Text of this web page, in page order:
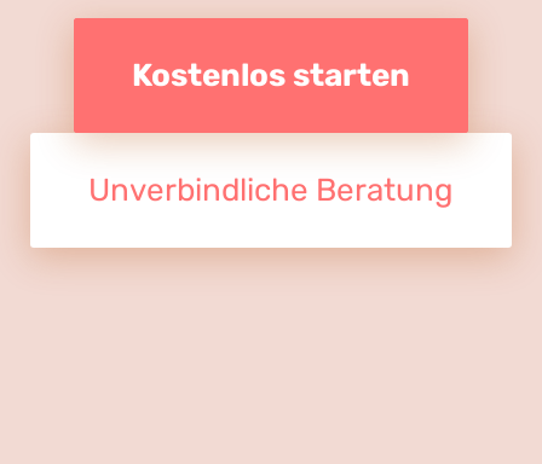
Kostenlos starten
Unverbindliche Beratung